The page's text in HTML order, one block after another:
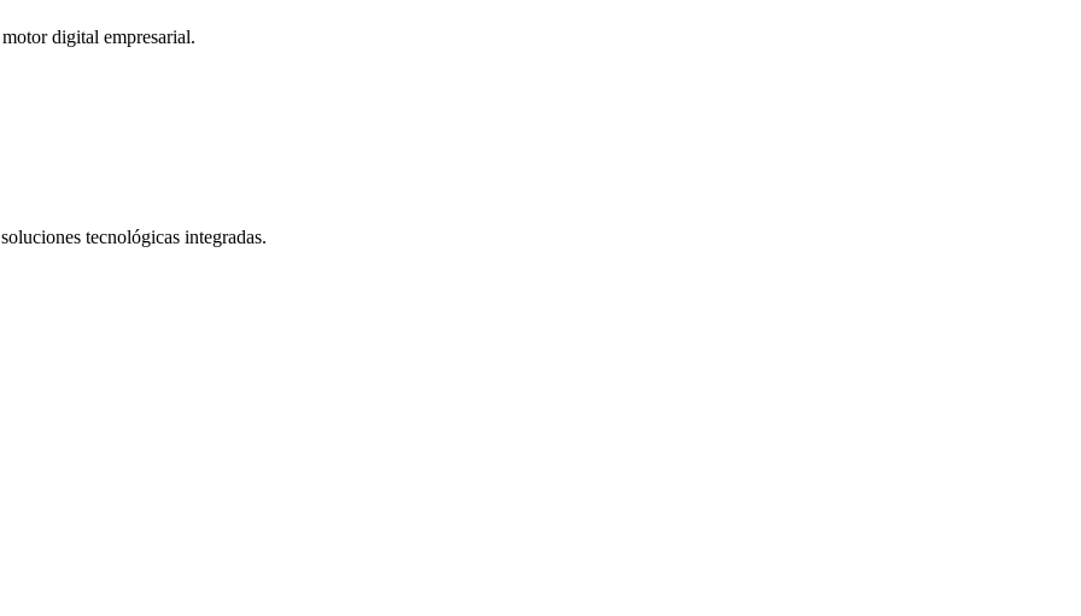
digital empresarial.
tecnológicas integradas.